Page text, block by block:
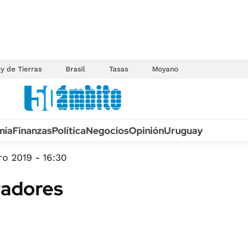
de Tierras Brasil Tasas Moyano
FinanzasPolíticaNegociosOpiniónUruguay
2019 - 16:30